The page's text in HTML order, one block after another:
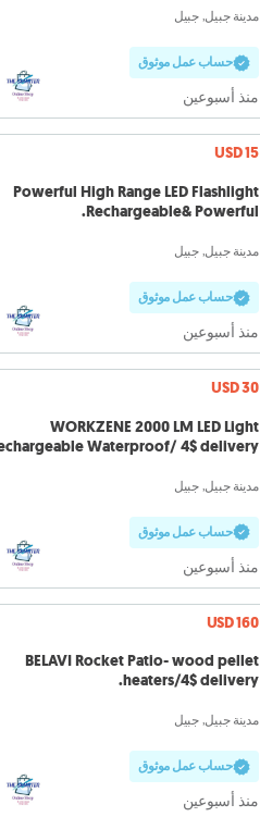
مدينة جبيل, جبيل
حساب عمل موثوق
منذ أسبوعين
USD 15
Powerful High Range LED Flashlight
Rechargeable& Powerful.
مدينة جبيل, جبيل
حساب عمل موثوق
منذ أسبوعين
USD 30
WORKZENE 2000 LM LED Light
Rechargeable Waterproof/ 4$ delivery
مدينة جبيل, جبيل
حساب عمل موثوق
منذ أسبوعين
USD 160
BELAVI Rocket Patio- wood pellet
heaters/4$ delivery.
مدينة جبيل, جبيل
حساب عمل موثوق
منذ أسبوعين